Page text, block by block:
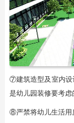
⑦建筑造型及室内设
是幼儿园装修要考虑
⑧严禁将幼儿生活用